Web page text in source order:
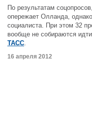
По результатам
опережает Олланда,
социалиста. При этом 32
вообще не собираются
ТАСС.
16 апреля 2012